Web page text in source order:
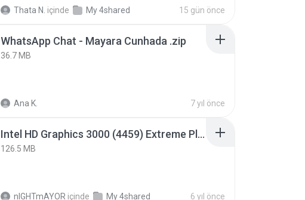
Thata N. içinde My 4shared 15 gün önce
WhatsApp Chat - Mayara Cunhada .zip
36.7 MB
Ana K. 7 yıl önce
Intel HD Graphics 3000 (4459) Extreme Plus 2.0.zip
126.5 MB
nIGHTmAYOR içinde My 4shared 6 yıl önce